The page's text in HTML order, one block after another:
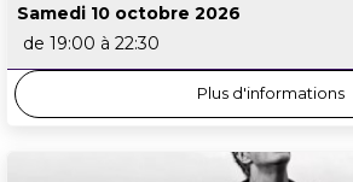
Samedi 10 octobre 2026
de 19:00 à 22:30
Plus d'informations